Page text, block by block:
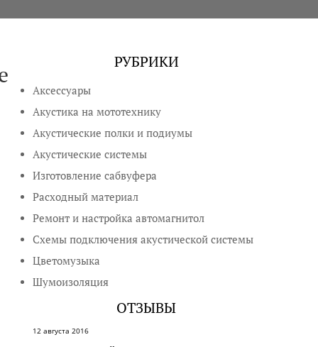
РУБРИКИ
Аксессуары
Акустика на мототехнику
Акустические полки и подиумы
Акустические системы
Изготовление сабвуфера
Расходный материал
Ремонт и настройка автомагнитол
Схемы подключения акустической системы
Цветомузыка
Шумоизоляция
ОТЗЫВЫ
12 августа 2016